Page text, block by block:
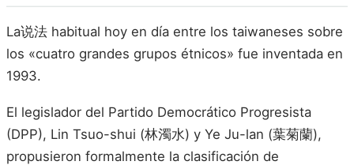
La说法 habitual hoy en día entre los taiwaneses sobre
los «cuatro grandes grupos étnicos» fue inventada en
1993.
El legislador del Partido Democrático Progresista
(DPP), Lin Tsuo-shui (林濁水) y Ye Ju-lan (葉菊蘭),
propusieron formalmente la clasificación de